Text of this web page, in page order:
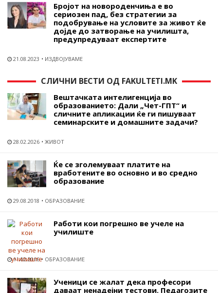
Бројот на новороденчиња е во
сериозен пад, без стратегии за
подобрување на условите за живот ќе
дојде до затворање на училишта,
предупредуваат експертите
21.08.2023 ИЗДВОЈУВАМЕ
СЛИЧНИ ВЕСТИ ОД FAKULTETI.MK
Вештачката интелигенција во
образованието: Дали „Чет-ГПТ“ и
сличните апликации ќе ги пишуваат
семинарските и домашните задачи?
28.02.2026 ЖИВОТ
Ќе се зголемуваат платите на
вработените во основно и во средно
образование
29.08.2018 ОБРАЗОВАНИЕ
Работи кои погрешно ве учеле на
училиште
11.02.2016 ОБРАЗОВАНИЕ
Ученици се жалат дека професори
даваат ненадејни тестови. Педагозите